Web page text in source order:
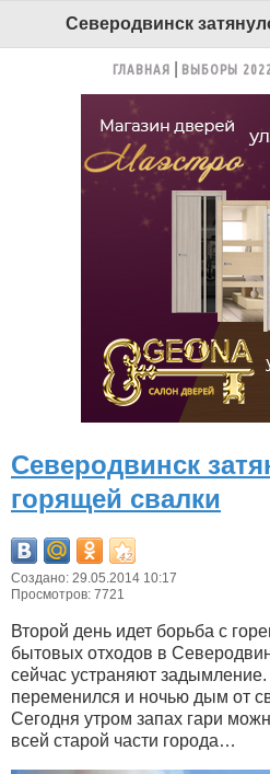
ГЛАВНАЯ ВЫБОРЫ
Северодвинск
горящей свалки
Создано: 29.05.2014 10:17
Просмотров: 7721
Второй день идет борьба с
бытовых отходов в
сейчас устраняют
переменился и ночью дым от
Сегодня утром запах гари
всей старой части города…